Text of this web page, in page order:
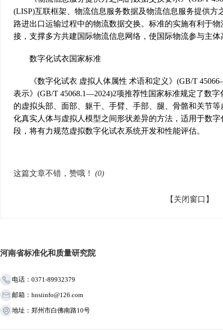
(LISP)互联框架、物流信息服务数据及物流信息服务提供
路进出口运输过程中的物流数据交换。标准的实施有利于
接，支撑多方共建国际物流信息网络，使国际物流参与主
数字化试衣国家标准
《数字化试衣 虚拟人体属性 术语和定义》(GB/T
表示》(GB/T 45068.1—2024)2项推荐性国家标准规定了数
的虚拟头部、面部、躯干、手臂、手部、腿、骨骼和关节
化真实人体与虚拟人模型之间形状差异的方法，适用于数
段，将有力规范虚拟数字化试衣系统开发和性能评估。
这篇文章不错，赞哦！ (0)
【关闭窗口】
河南省标准化和质量研究院
电话：0371-89932379
邮箱：hnsiinfo@126.com
地址：郑州市白佛南路10号